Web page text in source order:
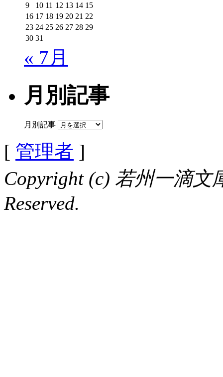
9
10 11 12 13 14 15
16 17 18 19 20 21 22
23 24 25 26 27 28 29
30 31
« 7月
月別記事
月別記事
[ 管理者 ]
Copyright (c) 若州一滴
Reserved.